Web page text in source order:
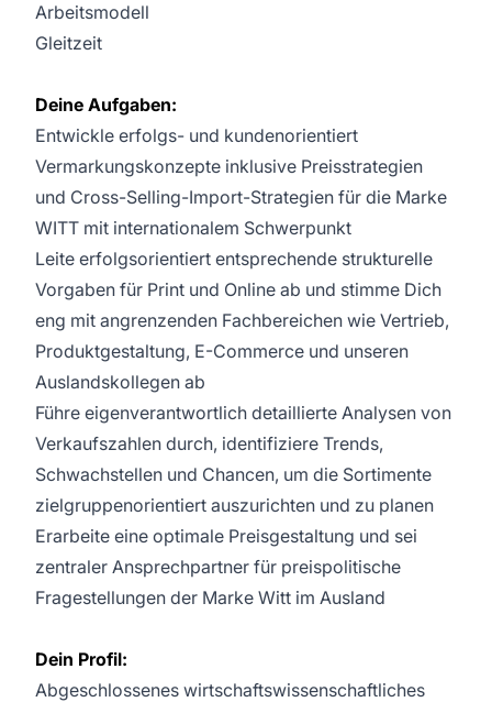
Arbeitsmodell
Gleitzeit
Deine Aufgaben:
Entwickle erfolgs- und kundenorientiert
Vermarkungskonzepte inklusive Preisstrategien
und Cross-Selling-Import-Strategien für die Marke
WITT mit internationalem Schwerpunkt
Leite erfolgsorientiert entsprechende strukturelle
Vorgaben für Print und Online ab und stimme Dich
eng mit angrenzenden Fachbereichen wie Vertrieb,
Produktgestaltung, E-Commerce und unseren
Auslandskollegen ab
Führe eigenverantwortlich detaillierte Analysen von
Verkaufszahlen durch, identifiziere Trends,
Schwachstellen und Chancen, um die Sortimente
zielgruppenorientiert auszurichten und zu planen
Erarbeite eine optimale Preisgestaltung und sei
zentraler Ansprechpartner für preispolitische
Fragestellungen der Marke Witt im Ausland
Dein Profil:
Abgeschlossenes wirtschaftswissenschaftliches